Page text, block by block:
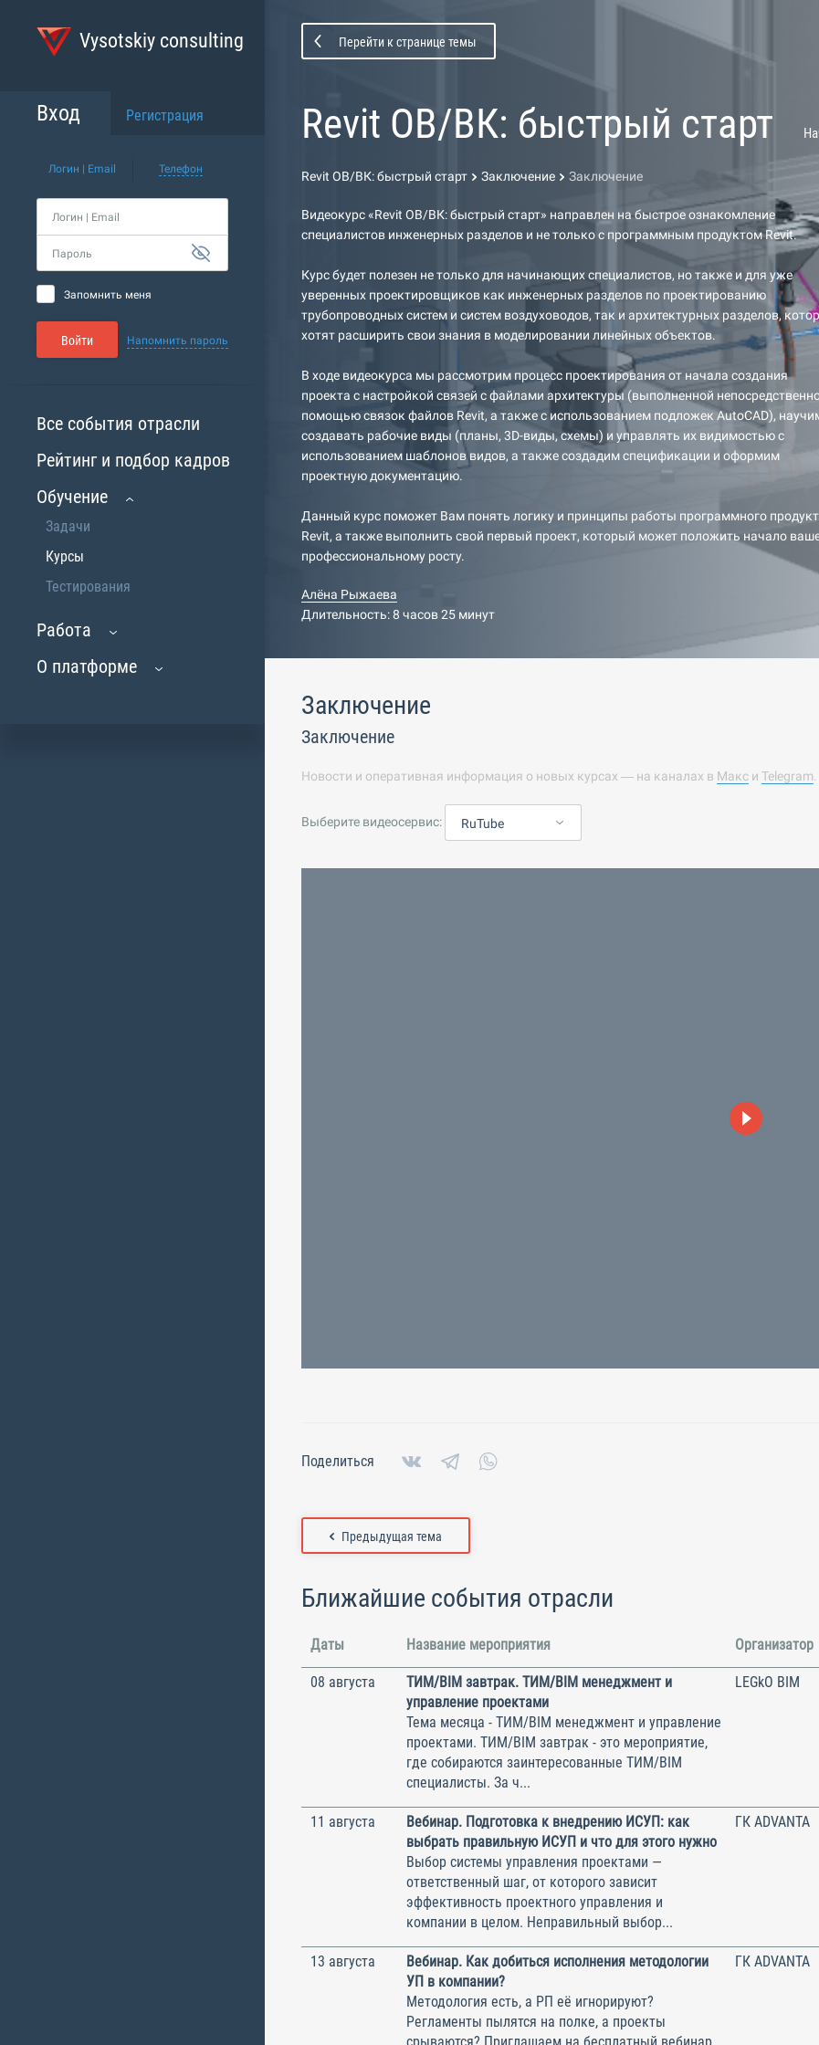
Vysotskiy consulting
Вход Регистрация
Логин | Email Телефон
Логин | Email
Пароль
Запомнить меня
Войти Напомнить пароль
Все события отрасли
Рейтинг и подбор кадров
Обучение
Задачи
Курсы
Тестирования
Работа
О платформе
Перейти к странице темы
Revit ОВ/ВК: быстрый старт
Revit ОВ/ВК: быстрый старт Заключение Заключение
Видеокурс «Revit ОВ/ВК: быстрый старт» направлен на быстрое ознакомление
специалистов инженерных разделов и не только с программным продуктом Revit.
Курс будет полезен не только для начинающих специалистов, но также и для уже
уверенных проектировщиков как инженерных разделов по проектированию
трубопроводных систем и систем воздуховодов, так и архитектурных разделов,
хотят расширить свои знания в моделировании линейных объектов.
В ходе видеокурса мы рассмотрим процесс проектирования от начала создания
проекта с настройкой связей с файлами архитектуры (выполненной
помощью связок файлов Revit, а также с использованием подложек AutoCAD),
создавать рабочие виды (планы, 3D-виды, схемы) и управлять их видимостью с
использованием шаблонов видов, а также создадим спецификации и оформим
проектную документацию.
Данный курс поможет Вам понять логику и принципы работы программного
Revit, а также выполнить свой первый проект, который может положить начало
профессиональному росту.
Алёна Рыжаева
Длительность: 8 часов 25 минут
Заключение
Заключение
Новости и оперативная информация о новых курсах — на каналах в Макс и Telegram
Выберите видеосервис: RuTube
Поделиться
Предыдущая тема
Ближайшие события отрасли
Даты Название мероприятия Организатор
08 августа
ТИМ/BIM завтрак. ТИМ/BIM менеджмент и
управление проектами
Тема месяца - ТИМ/BIM менеджмент и управление
проектами. ТИМ/BIM завтрак - это мероприятие,
где собираются заинтересованные ТИМ/BIM
специалисты. За ч...
LEGkO BIM
11 августа
Вебинар. Подготовка к внедрению ИСУП: как
выбрать правильную ИСУП и что для этого нужно
Выбор системы управления проектами —
ответственный шаг, от которого зависит
эффективность проектного управления и
компании в целом. Неправильный выбор...
ГК ADVANTA
13 августа
Вебинар. Как добиться исполнения методологии
УП в компании?
Методология есть, а РП её игнорируют?
Регламенты пылятся на полке, а проекты
ГК ADVANTA